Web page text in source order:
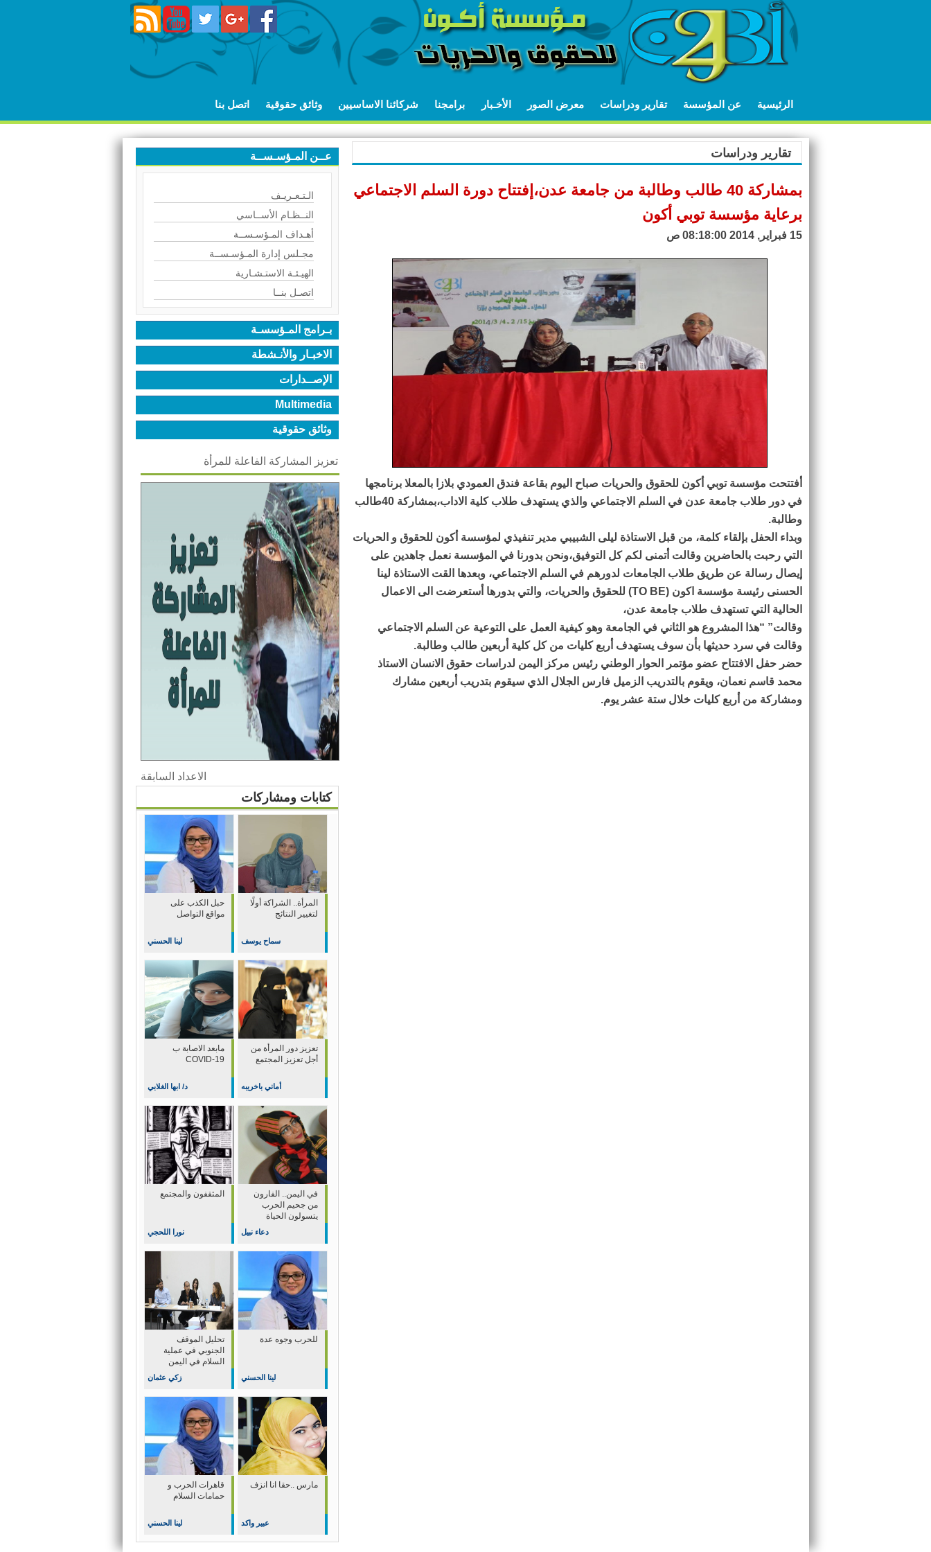
الرئيسية عن المؤسسة تقارير ودراسات معرض الصور الأخـبار برامجنا شركائنا الاساسيين وثائق حقوقية اتصل بنا
عــن المـؤسـســة
الـتـعـريـف
النــظـام الأســاسي
أهـداف المـؤسـســة
مجـلس إدارة المـؤسـســة
الهيـئـة الاستـشـارية
اتصـل بنــا
بـرامج المـؤسسـة
الاخبـار والأنـشطة
الإصــدارات
Multimedia
وثائق حقوقية
تعزيز المشاركة الفاعلة للمرأة
الاعداد السابقة
كتابات ومشاركات
حبل الكذب على
مواقع التواصل
لينا الحسني
المرأة.. الشراكة أولًا
لتغيير النتائج
سماح يوسف
مابعد الاصابة ب
COVID-19
د/ ابها الغلابي
تعزيز دور المرأة من
أجل تعزيز المجتمع
أماني باخريبه
المثقفون والمجتمع
نورا اللحجي
في اليمن.. الفارون
من جحيم الحرب
يتسولون الحياة
دعاء نبيل
تحليل الموقف
الجنوبي في عملية
السلام في اليمن
زكي عثمان
للحرب وجوه عدة
لينا الحسني
قاهرات الحرب و
حمامات السلام
لينا الحسني
مارس ..حقا انا انزف
عبير واكد
تقارير ودراسات
بمشاركة 40 طالب وطالبة من جامعة عدن،إفتتاح دورة السلم الاجتماعي
برعاية مؤسسة توبي أكون
15 فبراير, 2014 08:18:00 ص
أفتتحت مؤسسة توبي أكون للحقوق والحريات صباح اليوم بقاعة فندق العمودي بلازا بالمعلا برنامجها
في دور طلاب جامعة عدن في السلم الاجتماعي والذي يستهدف طلاب كلية الاداب،بمشاركة 40طالب
وطالبة.
وبداء الحفل بإلقاء كلمة، من قبل الاستاذة ليلى الشبيبي مدير تنفيذي لمؤسسة أكون للحقوق و الحريات
التي رحبت بالحاضرين وقالت أتمنى لكم كل التوفيق،ونحن بدورنا في المؤسسة نعمل جاهدين على
إيصال رسالة عن طريق طلاب الجامعات لدورهم في السلم الاجتماعي، وبعدها القت الاستاذة لينا
الحسنى رئيسة مؤسسة اكون (TO BE) للحقوق والحريات‏، والتي بدورها أستعرضت الى الاعمال
الحالية التي تستهدف طلاب جامعة عدن،
وقالت” “هذا المشروع هو الثاني في الجامعة وهو كيفية العمل على التوعية عن السلم الاجتماعي
وقالت في سرد حديثها بأن سوف يستهدف أربع كليات من كل كلية أربعين طالب وطالبة.
حضر حفل الافتتاح عضو مؤتمر الحوار الوطني رئيس مركز اليمن لدراسات حقوق الانسان الاستاذ
محمد قاسم نعمان، ويقوم بالتدريب الزميل فارس الجلال الذي سيقوم بتدريب أربعين مشارك
ومشاركة من أربع كليات خلال ستة عشر يوم.